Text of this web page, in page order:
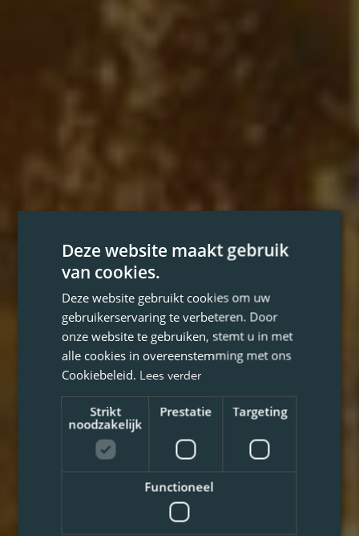
Deze website maakt gebruik
van cookies.
Deze website gebruikt cookies om uw
gebruikerservaring te verbeteren. Door
onze website te gebruiken, stemt u in met
alle cookies in overeenstemming met ons
Cookiebeleid. Lees verder
Strikt
noodzakelijk
Prestatie Targeting
Functioneel